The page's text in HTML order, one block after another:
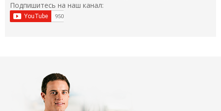
Подпишитесь на наш канал: